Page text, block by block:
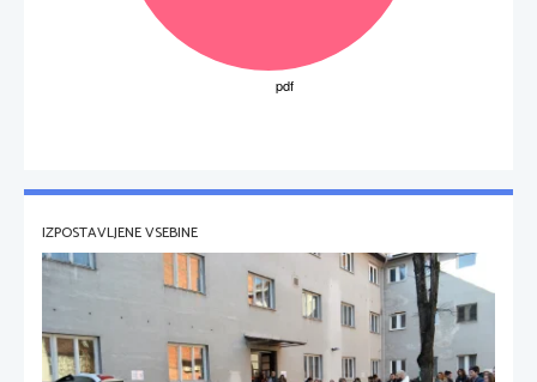
IZPOSTAVLJENE VSEBINE